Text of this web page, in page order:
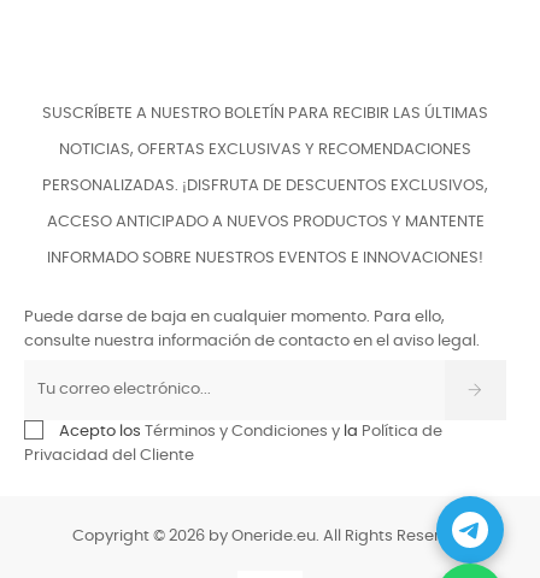
SUSCRÍBETE A NUESTRO BOLETÍN PARA RECIBIR LAS ÚLTIMAS
NOTICIAS, OFERTAS EXCLUSIVAS Y RECOMENDACIONES
PERSONALIZADAS. ¡DISFRUTA DE DESCUENTOS EXCLUSIVOS,
ACCESO ANTICIPADO A NUEVOS PRODUCTOS Y MANTENTE
INFORMADO SOBRE NUESTROS EVENTOS E INNOVACIONES!
Puede darse de baja en cualquier momento. Para ello,
consulte nuestra información de contacto en el aviso legal.
Acepto los Términos y Condiciones y la Política de
Privacidad del Cliente
Copyright © 2026 by Oneride.eu. All Rights Reserved